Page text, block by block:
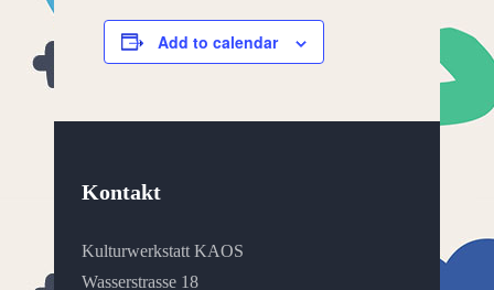
Add to calendar
Kontakt
Kulturwerkstatt KAOS
Wasserstrasse 18